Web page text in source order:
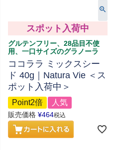
スポット入荷中
グルテンフリー、28品目不使
用、一口サイズのグラノーラ
ココララ ミックスシー
ド 40g｜Natura Vie ＜ス
ポット入荷中＞
Point2倍 人気
販売価格 ¥464税込